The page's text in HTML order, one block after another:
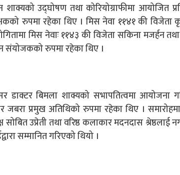
शाक्यको उद्घोषण तथा कोरियोग्राफीमा आयोजित
रुपमा रहेका थिए । मिस नेवा ११४१ की
मिस नेवाः ११४३ की विजेता सकिना
संयोजकको रुपमा रहेका थिए ।
डाक्टर बिमला शाक्यको सभापतित्वमा आयोजना
जबरा प्रमुख अतिथिको रुपमा रहेका थिए ।
सोबित उप्रेती तथा वरिष्ठ कलाकार मदनदास
सम्मानित गरिएको थियो ।